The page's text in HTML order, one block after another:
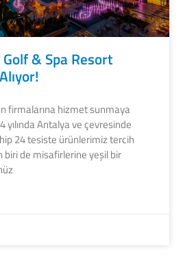
& Spa Resort
firmalarına hizmet sunmaya
Antalya ve çevresinde
24 tesiste ürünlerimiz tercih
biri de misafirlerine yeşil bir